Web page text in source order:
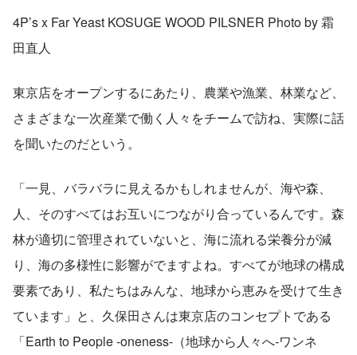
4P’s x Far Yeast KOSUGE WOOD PILSNER Photo by 霜
田直人
東京店をオープンするにあたり、農業や漁業、林業など、
さまざまな一次産業で働く人々をチームで訪ね、実際に話
を聞いたのだという。
「一見、バラバラに見えるかもしれませんが、海や森、
人、そのすべてはお互いにつながり合っているんです。森
林が適切に管理されていないと、海に流れる栄養分が減
り、海の多様性に影響がでますよね。すべてが地球の構成
要素であり、私たちはみんな、地球から恵みを受けて生き
ています」と、久保田さんは東京店のコンセプトである
「Earth to People -oneness-（地球から人々へ-ワンネ